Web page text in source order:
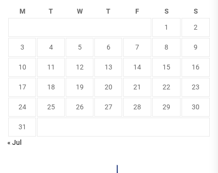
M T W T F S S
1 2
3 4 5 6 7 8 9
10 11 12 13 14 15 16
17 18 19 20 21 22 23
24 25 26 27 28 29 30
31
« Jul